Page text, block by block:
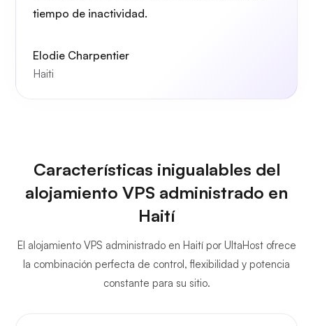
tiempo de inactividad.
Elodie Charpentier
Haiti
Características inigualables del
alojamiento VPS administrado en
Haití
El alojamiento VPS administrado en Haití por UltaHost ofrece
la combinación perfecta de control, flexibilidad y potencia
constante para su sitio.